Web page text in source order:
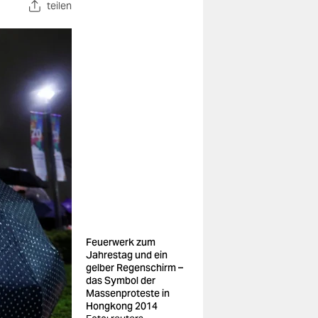
teilen
Feuerwerk zum
Jahrestag und ein
gelber Regenschirm –
das Symbol der
Massenproteste in
Hongkong 2014